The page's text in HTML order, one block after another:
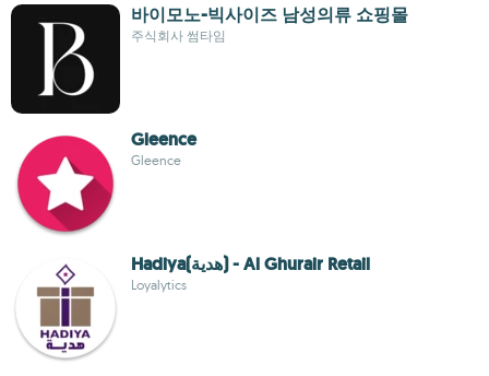
바이모노-빅사이즈 남성의류 쇼핑몰
주식회사 썸타임
Gleence
Gleence
Hadiya(هدية) - Al Ghurair Retail
Loyalytics